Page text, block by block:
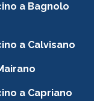
a Bagnolo
a Calvisano
a Capriano